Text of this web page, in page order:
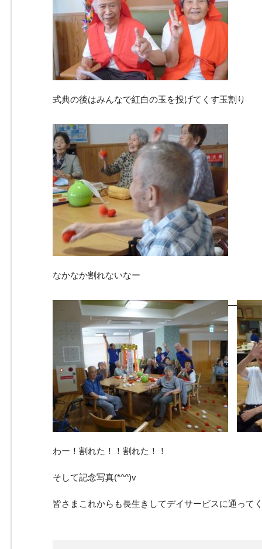
式典の後はみんなで紅白の玉を投げてくす玉割り
なかなか割れないなー
わー！割れた！！割れた！！
そして記念写真(*^^)v
皆さまこれからも長生きしてデイサービスに通って